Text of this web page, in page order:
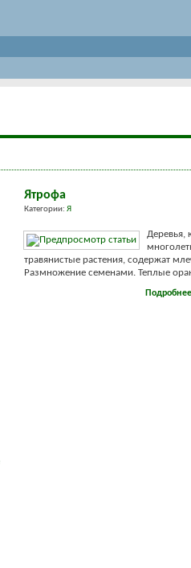
Ятрофа
Категории: Я
Деревья,
травянистые растения, содержат
Размножение семенами. Теплые
Подробнее